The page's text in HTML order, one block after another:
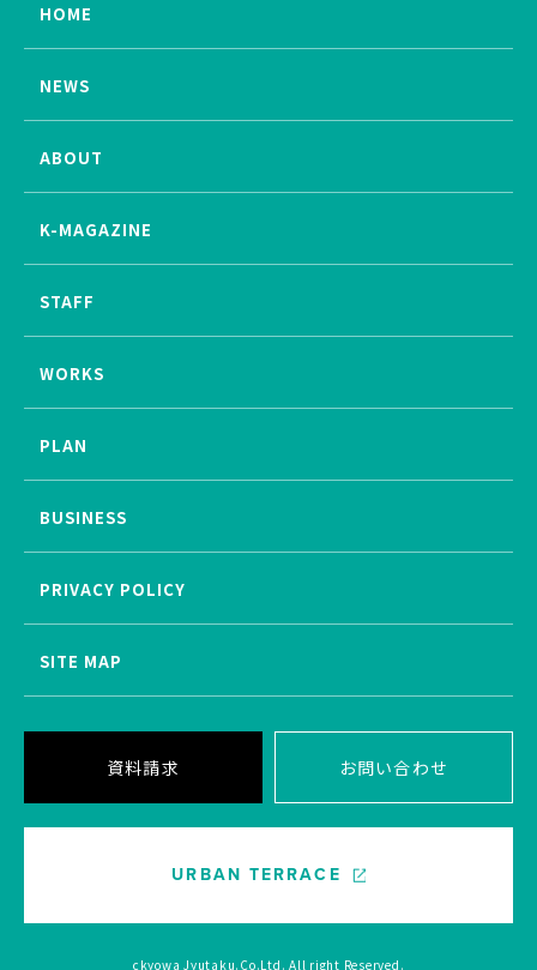
HOME
NEWS
ABOUT
K-MAGAZINE
STAFF
WORKS
PLAN
BUSINESS
PRIVACY POLICY
SITE MAP
資料請求 お問い合わせ
URBAN TERRACE
ckyowa Jyutaku.Co.Ltd. All right Reserved.